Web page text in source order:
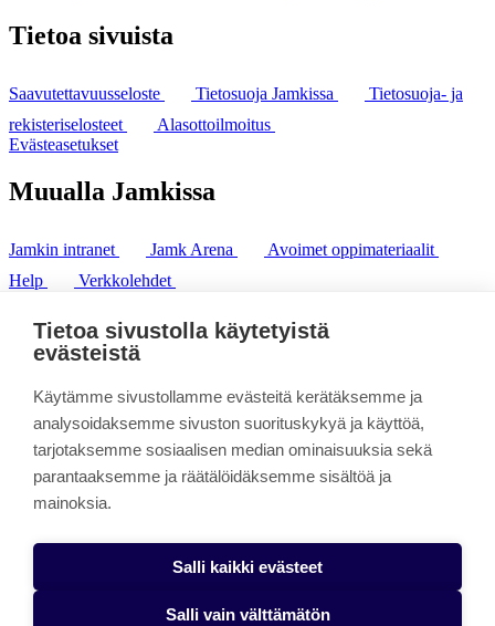
Tietoa sivuista
Saavutettavuusseloste Tietosuoja Jamkissa
Tietosuoja- ja
rekisteriselosteet
Alasottoilmoitus
Evästeasetukset
Muualla Jamkissa
Jamkin intranet Jamk Arena
Avoimet oppimateriaalit
Help
Verkkolehdet
puh. +358 20 743 8100
fax. +358 14 449 9694
Tietoa sivustolla käytetyistä
evästeistä
Käytämme sivustollamme evästeitä kerätäksemme ja
analysoidaksemme sivuston suorituskykyä ja käyttöä,
tarjotaksemme sosiaalisen median ominaisuuksia sekä
parantaaksemme ja räätälöidäksemme sisältöä ja
mainoksia.
Salli kaikki evästeet
Salli vain välttämätön